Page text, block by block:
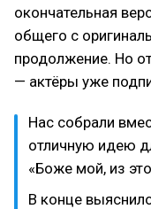
окончательная
общего с
продолжение. Но
— актёры уже
Нас собрали
отличную идею
«Боже мой, из
В конце